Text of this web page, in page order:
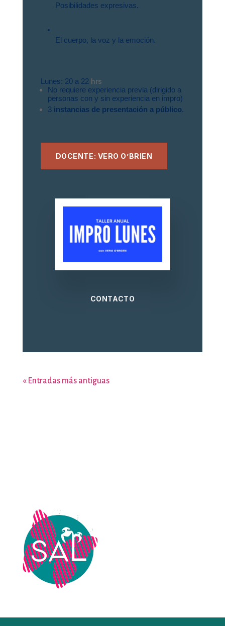
Posibilidades expresivas.
El cuerpo, la voz y la emoción.
Lunes: 20 a 22 hrs
No requiere experiencia previa (dirigido a
personas con y sin experiencia en impro)
3 instancias de presentación a público.
DOCENTE: VERO O’BRIEN
CONTACTO
« Entradas más antiguas